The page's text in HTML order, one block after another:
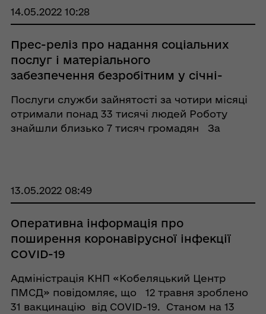
14.05.2022 10:28
Прес-реліз про надання соціальних
послуг і матеріального
забезпечення безробітним у січні-
Послуги служби зайнятості за чотири місяці
отримали понад 33 тисячі людей Роботу
знайшли близько 7 тисяч громадян За
13.05.2022 08:49
Оперативна інформація про
поширення коронавірусної інфекції
COVID-19
Адміністрація КНП «Кобеляцький Центр
ПМСД» повідомляє, що 12 травня зроблено
31 вакцинацію від COVID-19. Станом на 13